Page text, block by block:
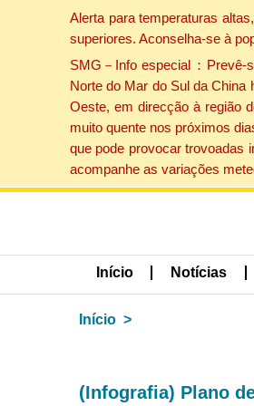
Alerta para temperaturas
superiores. Aconselha-se à
SMG－Info especial：Prevê-
Norte do Mar do Sul da China
Oeste, em direcção à região
muito quente nos próximos
que pode provocar trovoadas
acompanhe as variações
Início Notícias
Início
(Infografia) Plano